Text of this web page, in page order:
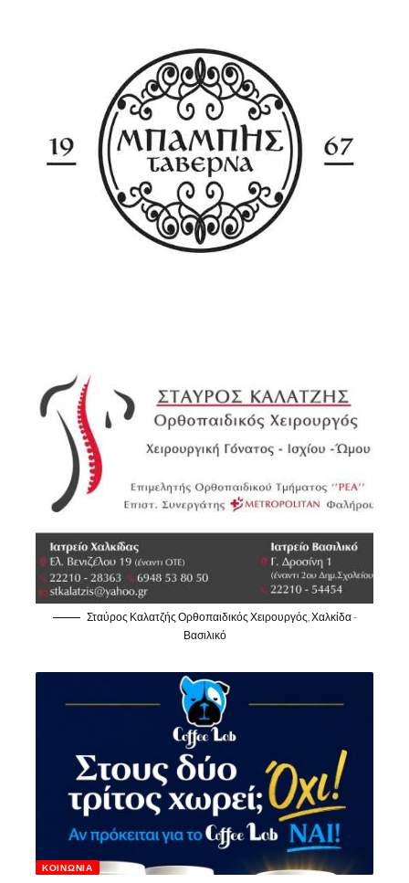
Σταύρος Καλατζής Ορθοπαιδικός Χειρουργός, Χαλκίδα -
Βασιλικό
ΚΟΙΝΩΝΊΑ